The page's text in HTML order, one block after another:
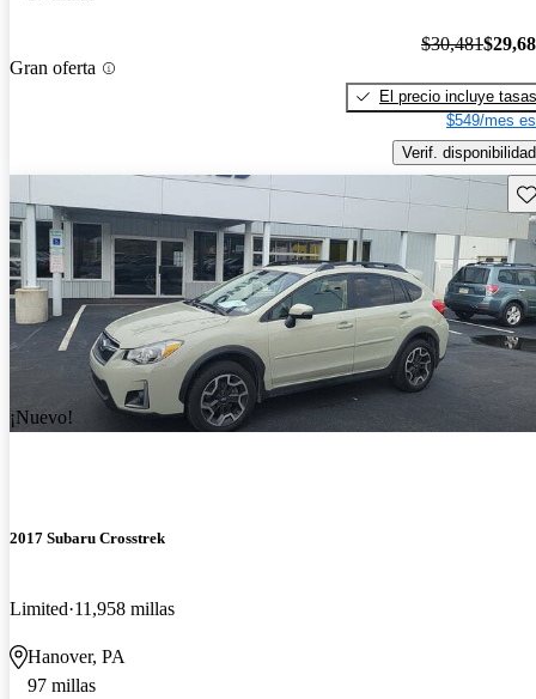
Gran oferta
$30,481
El precio incluye tasas
$549/mes
Verif. disponibilidad
¡Nuevo!
2017 Subaru Crosstrek
Limited 11,958 millas
Hanover, PA
97 millas